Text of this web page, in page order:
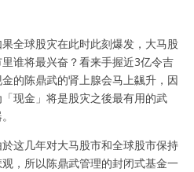
全球股灾在此时此刻爆发，大马股
谁将最兴奋？看来手握近3亿令吉
的陈鼎武的肾上腺会马上飊升，因
「现金」将是股灾之後最有用的武
於这几年对大马股市和全球股市保持
，所以陈鼎武管理的封闭式基金一